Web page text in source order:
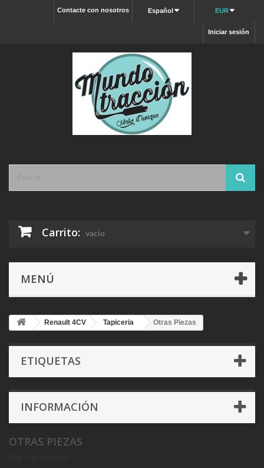
EUR
Español
Contacte con nosotros
Iniciar sesión
Carrito: vacío
MENÚ
Renault 4CV Tapiceria Otras Piezas
ETIQUETAS
INFORMACIÓN
OTRAS PIEZAS